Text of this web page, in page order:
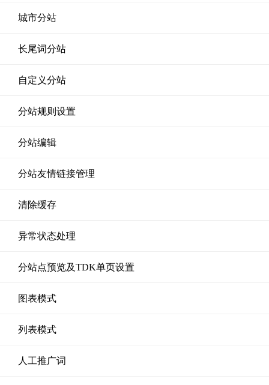
城市分站
长尾词分站
自定义分站
分站规则设置
分站编辑
分站友情链接管理
清除缓存
异常状态处理
分站点预览及TDK单页设置
图表模式
列表模式
人工推广词